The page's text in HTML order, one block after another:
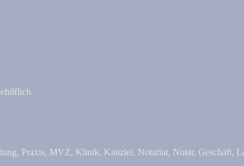
Praxis, MVZ, Klinik, Kanzlei, Notariat, Notar, Geschäft,